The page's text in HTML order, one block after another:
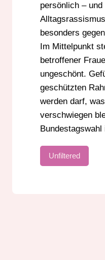
persönlich –
besonders
Im Mittelpunkt
betroffener
ungeschönt.
geschützten
werden darf,
verschwiegen
Unfiltered